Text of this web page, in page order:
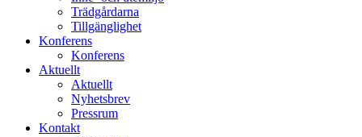
Trädgårdarna
Tillgänglighet
Konferens
Konferens
Aktuellt
Aktuellt
Nyhetsbrev
Pressrum
Kontakt